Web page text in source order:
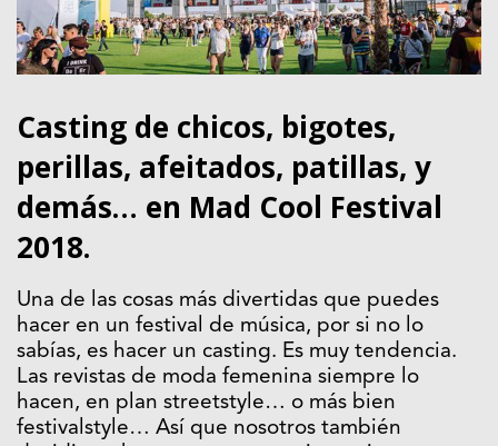
Casting de chicos, bigotes,
perillas, afeitados, patillas, y
demás… en Mad Cool Festival
2018.
Una de las cosas más divertidas que puedes
hacer en un festival de música, por si no lo
sabías, es hacer un casting. Es muy tendencia.
Las revistas de moda femenina siempre lo
hacen, en plan streetstyle… o más bien
festivalstyle… Así que nosotros también